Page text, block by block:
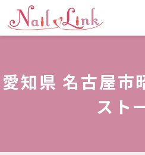
愛知県 名古屋市
スト